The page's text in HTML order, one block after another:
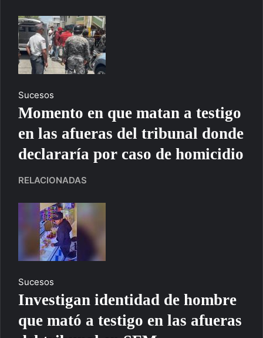
Sucesos
Momento en que matan a testigo
en las afueras del tribunal donde
declararía por caso de homicidio
RELACIONADAS
Sucesos
Investigan identidad de hombre
que mató a testigo en las afueras